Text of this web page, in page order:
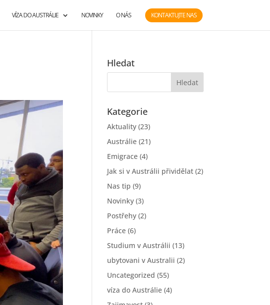
VÍZA DO AUSTRÁLIE NOVINKY O NÁS KONTAKTUJTE NAS
Hledat
Kategorie
Aktuality (23)
Austrálie (21)
Emigrace (4)
Jak si v Austrálii přividělat (2)
Nas tip (9)
Novinky (3)
Postřehy (2)
Práce (6)
Studium v Austrálii (13)
ubytovani v Australii (2)
Uncategorized (55)
víza do Austrálie (4)